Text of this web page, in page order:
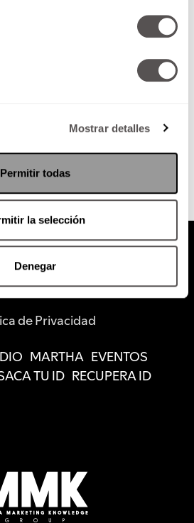
Mostrar detalles
Permitir todas
la selección
Denegar
de Privacidad
MARTHA EVENTOS
TU ID RECUPERA ID